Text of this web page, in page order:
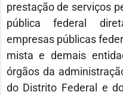
prestação de serviços
pública federal
empresas públicas
mista e demais
órgãos da
do Distrito Federal e